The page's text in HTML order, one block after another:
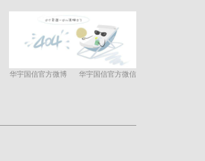
华宇国信官方微信
华宇国信官方微博